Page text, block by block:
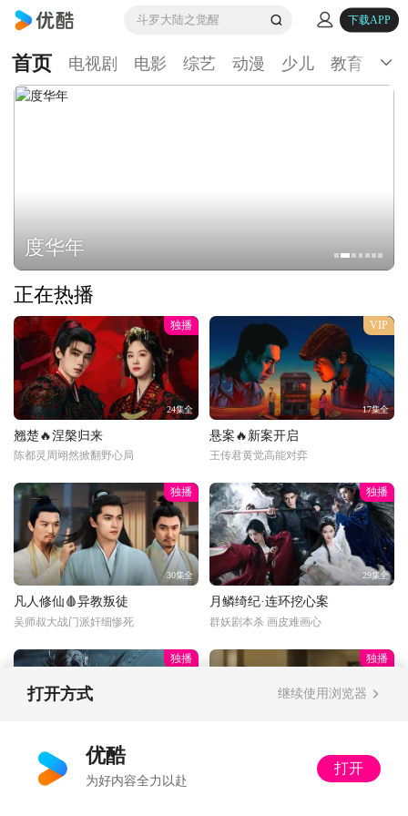
斗罗大陆之觉醒 下载APP
首页 电视剧 电影 综艺 动漫 少儿 教育 生
度华年
正在热播
独播
24集全
翘楚🔥涅槃归来
陈都灵周翊然掀翻野心局
VIP
17集全
悬案🔥新案开启
王传君黄觉高能对弈
独播
30集全
凡人修仙🩸异教叛徒
吴师叔大战门派奸细惨死
独播
29集全
月鳞绮纪·连环挖心案
群妖剧本杀 画皮难画心
独播
光阴年番💥狂吸祖地
二牛上嘴啃神像脚趾
独播
以法之名·饭局被做局
打开方式 继续使用浏览器
优酷
为好内容全力以赴
打开